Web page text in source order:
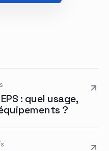
: quel usage,
?